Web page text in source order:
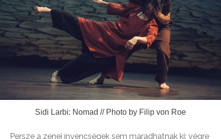
Sidi Larbi: Nomad // Photo by Filip von Roe
Persze a zenei ínyencségek sem maradhatnak ki: végre